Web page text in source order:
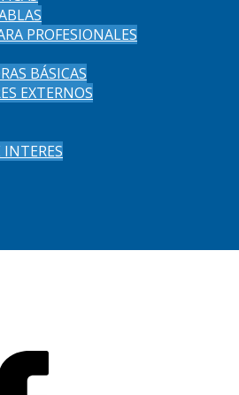
PROFESIONALES
BÁSICAS
EXTERNOS
INTERES